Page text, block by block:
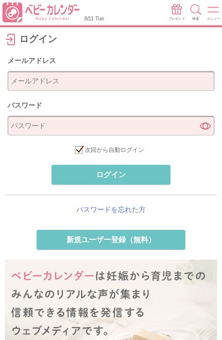
8/11 Tue プレゼント 検索 メニュー
ログイン
メールアドレス
パスワード
次回から自動ログイン
ログイン
パスワードを忘れた方
新規ユーザー登録（無料）